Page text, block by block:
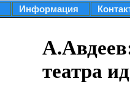
Информация
театра